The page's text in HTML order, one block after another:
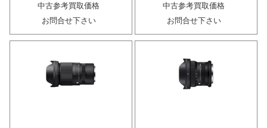
中古参考買取価格
お問合せ下さい
中古参考買取価格
お問合せ下さい